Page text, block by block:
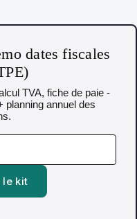
dates fiscales
TVA, fiche de paie -
planning annuel des
le kit